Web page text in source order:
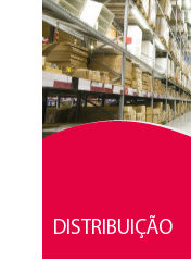
DISTRIBUIÇÃO